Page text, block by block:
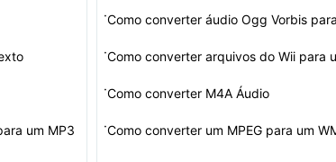
um MP3
·Como converter áudio Ogg Vorbis
·
·Como converter M4A Áudio
·Como converter um MPEG para um